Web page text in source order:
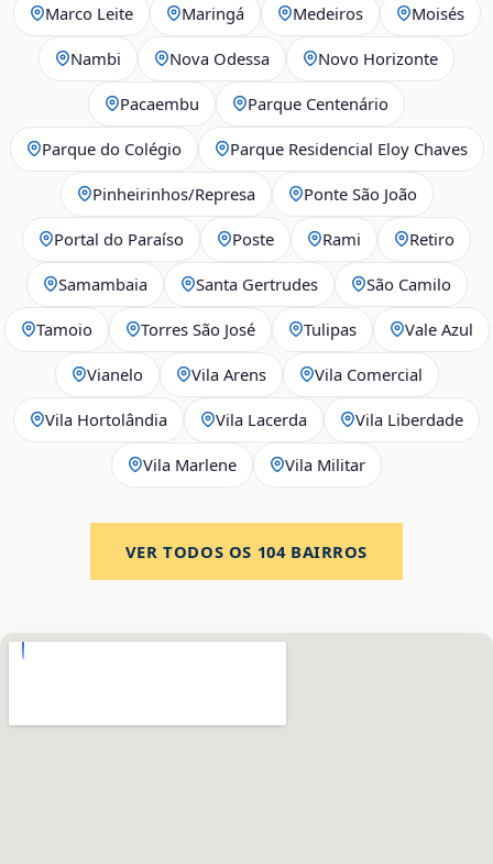
Marco Leite Maringá Medeiros Moisés
Nambi Nova Odessa Novo Horizonte
Pacaembu Parque Centenário
Parque do Colégio Parque Residencial Eloy Chaves
Pinheirinhos/Represa Ponte São João
Portal do Paraíso Poste Rami Retiro
Samambaia Santa Gertrudes São Camilo
Tamoio Torres São José Tulipas Vale Azul
Vianelo Vila Arens Vila Comercial
Vila Hortolândia Vila Lacerda Vila Liberdade
Vila Marlene Vila Militar
VER TODOS OS 104BAIRROS